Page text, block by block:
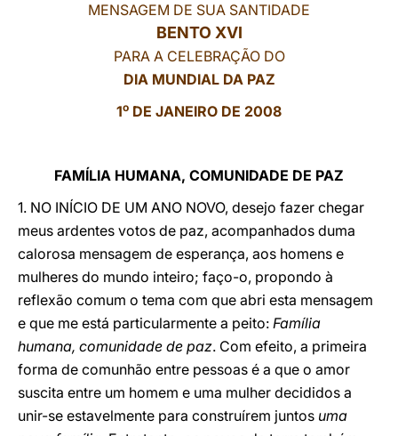
MENSAGEM DE SUA SANTIDADE
BENTO XVI
PARA A CELEBRAÇÃO DO
DIA MUNDIAL DA PAZ
1o DE JANEIRO DE 2008
FAMÍLIA HUMANA, COMUNIDADE DE PAZ
1. NO INÍCIO DE UM ANO NOVO, desejo fazer chegar
meus ardentes votos de paz, acompanhados duma
calorosa mensagem de esperança, aos homens e
mulheres do mundo inteiro; faço-o, propondo à
reflexão comum o tema com que abri esta mensagem
e que me está particularmente a peito: Família
humana, comunidade de paz. Com efeito, a primeira
forma de comunhão entre pessoas é a que o amor
suscita entre um homem e uma mulher decididos a
unir-se estavelmente para construírem juntos uma